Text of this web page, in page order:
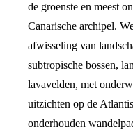
de groenste en meest
Canarische archipel.
afwisseling van
subtropische bossen,
lavavelden, met
uitzichten op de
onderhouden